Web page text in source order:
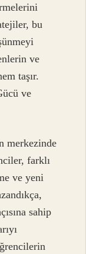
bu
ve
taşır.
ve
merkezinde
farklı
ve yeni
sahip